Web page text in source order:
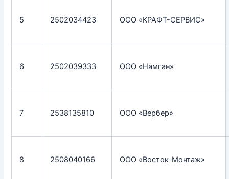
5 2502034423 ООО «КРАФТ-СЕРВИС»
6 2502039333 ООО «Намган»
7 2538135810 ООО «Вербер»
8 2508040166 ООО «Восток-Монтаж»